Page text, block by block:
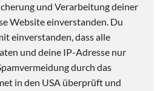
und Verarbeitung deiner
Website einverstanden. Du
einverstanden, dass alle
und deine IP-Adresse nur
durch das
in den USA überprüft und